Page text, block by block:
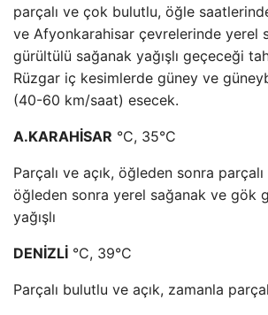
parçalı ve çok bulutlu, öğle
ve Afyonkarahisar çevrelerinde yerel
gürültülü sağanak yağışlı geçeceği
Rüzgar iç kesimlerde güney ve
(40-60 km/saat) esecek.
A.KARAHİSAR °C, 35°C
Parçalı ve açık, öğleden sonra
öğleden sonra yerel sağanak ve gök
yağışlı
DENİZLİ °C, 39°C
Parçalı bulutlu ve açık, zamanla